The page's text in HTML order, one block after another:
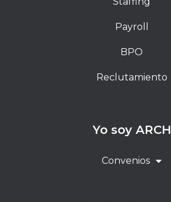
Payroll
BPO
Reclutamiento
Yo soy ARCH
Convenios